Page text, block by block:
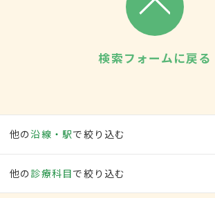
検索フォームに戻る
他の沿線・駅で絞り込む
他の 診療科目で絞り込む